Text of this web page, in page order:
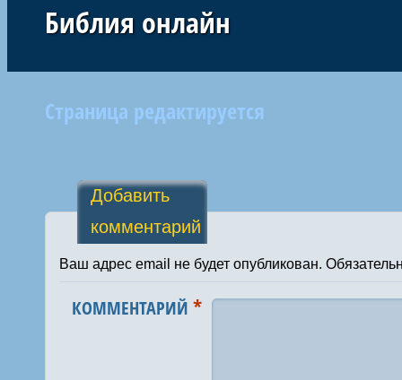
Библия онлайн
Страница редактируется
Добавить
комментарий
Ваш адрес email не будет опубликован.
КОММЕНТАРИЙ*